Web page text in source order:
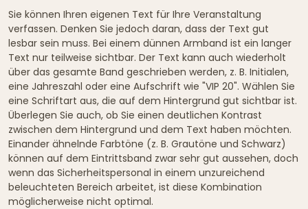
Sie können Ihren eigenen Text für Ihre Veranstaltung
verfassen. Denken Sie jedoch daran, dass der Text gut
lesbar sein muss. Bei einem dünnen Armband ist ein langer
Text nur teilweise sichtbar. Der Text kann auch wiederholt
über das gesamte Band geschrieben werden, z. B. Initialen,
eine Jahreszahl oder eine Aufschrift wie "VIP 20". Wählen Sie
eine Schriftart aus, die auf dem Hintergrund gut sichtbar ist.
Überlegen Sie auch, ob Sie einen deutlichen Kontrast
zwischen dem Hintergrund und dem Text haben möchten.
Einander ähnelnde Farbtöne (z. B. Grautöne und Schwarz)
können auf dem Eintrittsband zwar sehr gut aussehen, doch
wenn das Sicherheitspersonal in einem unzureichend
beleuchteten Bereich arbeitet, ist diese Kombination
möglicherweise nicht optimal.